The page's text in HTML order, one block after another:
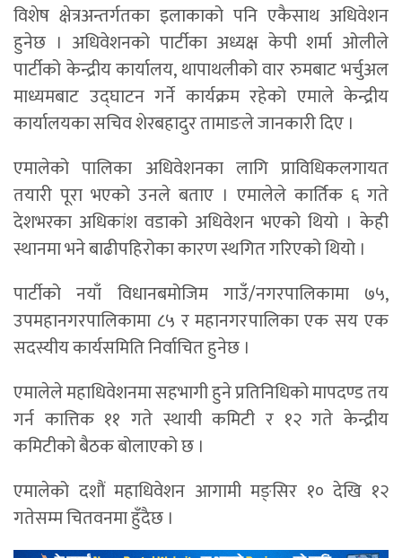
विशेष क्षेत्रअन्तर्गतका इलाकाको पनि एकैसाथ अधिवेशन
हुनेछ । अधिवेशनको पार्टीका अध्यक्ष केपी शर्मा ओलीले
पार्टीको केन्द्रीय कार्यालय, थापाथलीको वार रुमबाट भर्चुअल
माध्यमबाट उद्घाटन गर्ने कार्यक्रम रहेको एमाले केन्द्रीय
कार्यालयका सचिव शेरबहादुर तामाङले जानकारी दिए ।
एमालेको पालिका अधिवेशनका लागि प्राविधिकलगायत
तयारी पूरा भएको उनले बताए । एमालेले कार्तिक ६ गते
देशभरका अधिकांश वडाको अधिवेशन भएको थियो । केही
स्थानमा भने बाढीपहिरोका कारण स्थगित गरिएको थियो ।
पार्टीको नयाँ विधानबमोजिम गाउँ/नगरपालिकामा ७५,
उपमहानगरपालिकामा ८५ र महानगरपालिका एक सय एक
सदस्यीय कार्यसमिति निर्वाचित हुनेछ ।
एमालेले महाधिवेशनमा सहभागी हुने प्रतिनिधिको मापदण्ड तय
गर्न कात्तिक ११ गते स्थायी कमिटी र १२ गते केन्द्रीय
कमिटीको बैठक बोलाएको छ ।
एमालेको दशौं महाधिवेशन आगामी मङ्सिर १० देखि १२
गतेसम्म चितवनमा हुँदैछ ।